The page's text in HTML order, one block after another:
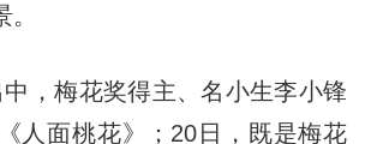
梅花奖得主、名小生李小锋
人面桃花》；20日，既是梅花